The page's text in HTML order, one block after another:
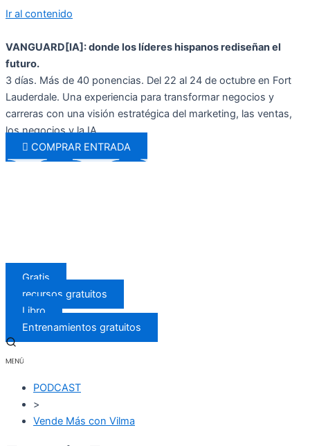
Ir al contenido
VANGUARD[IA]: donde los líderes hispanos rediseñan el
futuro.
3 días. Más de 40 ponencias. Del 22 al 24 de octubre en Fort
Lauderdale. Una experiencia para transformar negocios y
carreras con una visión estratégica del marketing, las ventas,
los negocios y la IA.
COMPRAR ENTRADA
Gratis
recursos gratuitos
Libro
Entrenamientos gratuitos
PODCAST
>
Vende Más con Vilma